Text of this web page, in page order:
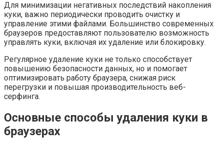
Для минимизации негативных последствий накопления
куки, важно периодически проводить очистку и
управление этими файлами. Большинство современных
браузеров предоставляют пользователю возможность
управлять куки, включая их удаление или блокировку.
Регулярное удаление куки не только способствует
повышению безопасности данных, но и помогает
оптимизировать работу браузера, снижая риск
перегрузки и повышая производительность веб-
серфинга.
Основные способы удаления куки в
браузерах